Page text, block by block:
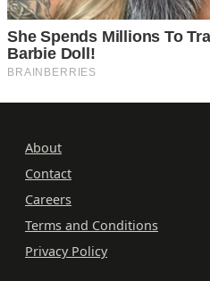
About
Contact
Careers
Terms and Conditions
Privacy Policy